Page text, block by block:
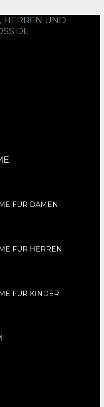
FÜR DAMEN
FÜR HERREN
FÜR KINDER